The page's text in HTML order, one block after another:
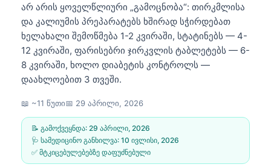
არ არის ყოველწლიური „გამოცნობა“: თირკმლისა
და კალიუმის პრეპარატებს ხშირად სჭირდებათ
ხელახალი შემოწმება 1-2 კვირაში, სტატინებს — 4-
12 კვირაში, ფარისებრი ჯირკვლის ტაბლეტებს — 6-
8 კვირაში, ხოლო დიაბეტის კონტროლს —
დაახლოებით 3 თვეში.
📖 ~11 წუთი📅 29 აპრილი, 2026
📝 გამოქვეყნდა: 29 აპრილი, 2026
🩺 სამედიცინო განხილვა: 10 ივლისი, 2026
✅ მტკიცებულებებზე დაფუძნებული